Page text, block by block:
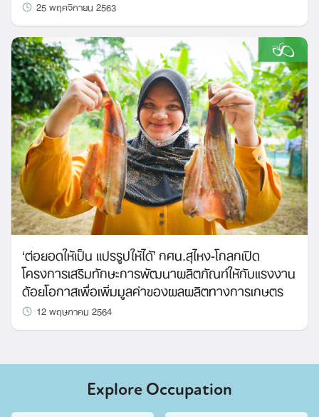
25 พฤศจิกายน 2563
‘ต่อยอดให้เป็น แปรรูปให้ได้’ กศน.สุไหง-โกลกเปิด
โครงการเสริมทักษะการพัฒนาผลิตภัณฑ์ให้กับแรงงาน
ด้อยโอกาสเพื่อเพิ่มมูลค่าของผลผลิตทางการเกษตร
12 พฤษภาคม 2564
Explore Occupation